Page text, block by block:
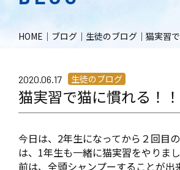
HOME ｜ ブログ ｜ 生徒のブログ ｜ 猫実習
2020.06.17 生徒のブログ
猫実習で猫に慣れる！！
今日は、2年生になってから２回目
は、1年生も一緒に猫実習をやりま
前は、全頭シャンプーすることが出